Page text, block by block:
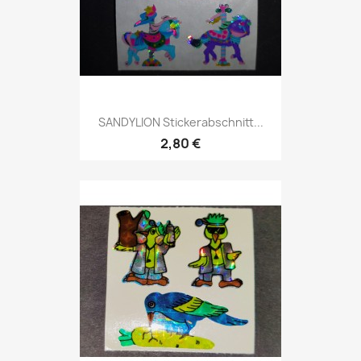
SANDYLION Stickerabschnitt...
2,80 €